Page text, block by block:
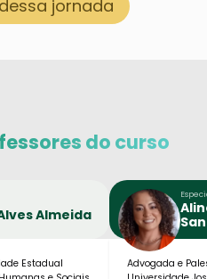
jornada
do curso
Almeida
Estadual
Advogada e